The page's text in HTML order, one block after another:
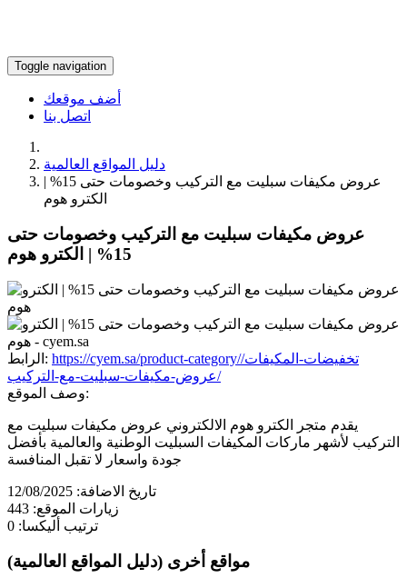
Toggle navigation
أضف موقعك
اتصل بنا
دليل المواقع العالمية
عروض مكيفات سبليت مع التركيب وخصومات حتى 15% |
الكترو هوم
عروض مكيفات سبليت مع التركيب وخصومات حتى
15% | الكترو هوم
الرابط: https://cyem.sa/product-category/تخفيضات-المكيفات/
عروض-مكيفات-سبليت-مع-التركيب/
وصف الموقع:
يقدم متجر الكترو هوم الالكتروني عروض مكيفات سبليت مع
التركيب لأشهر ماركات المكيفات السبليت الوطنية والعالمية بأفضل
جودة واسعار لا تقبل المنافسة
تاريخ الاضافة: 12/08/2025
زيارات الموقع: 443
ترتيب أليكسا: 0
مواقع أخرى (دليل المواقع العالمية)